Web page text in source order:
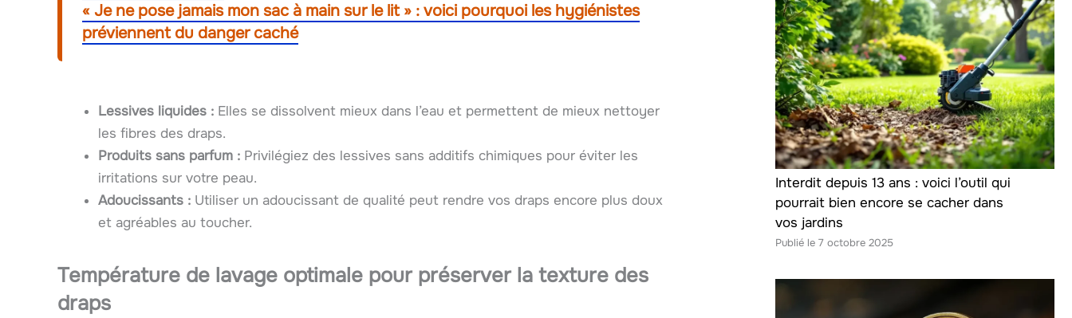
« Je ne pose jamais mon sac à main sur le lit » : voici pourquoi les hygiénistes
préviennent du danger caché
Lessives liquides : Elles se dissolvent mieux dans l’eau et permettent de mieux nettoyer
les fibres des draps.
Produits sans parfum : Privilégiez des lessives sans additifs chimiques pour éviter les
irritations sur votre peau.
Adoucissants : Utiliser un adoucissant de qualité peut rendre vos draps encore plus doux
et agréables au toucher.
Température de lavage optimale pour préserver la texture des
draps
Interdit depuis 13 ans : voici l’outil qui
pourrait bien encore se cacher dans
vos jardins
7 octobre 2025